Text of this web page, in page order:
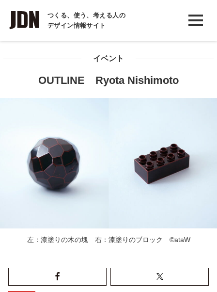
つくる、使う、考える人の
デザイン情報サイト
INTERVIEW
インタビュー
イベント
OUTLINE Ryota Nishimoto
左：漆塗りの木の塊 右：漆塗りのブロック ©︎ataW